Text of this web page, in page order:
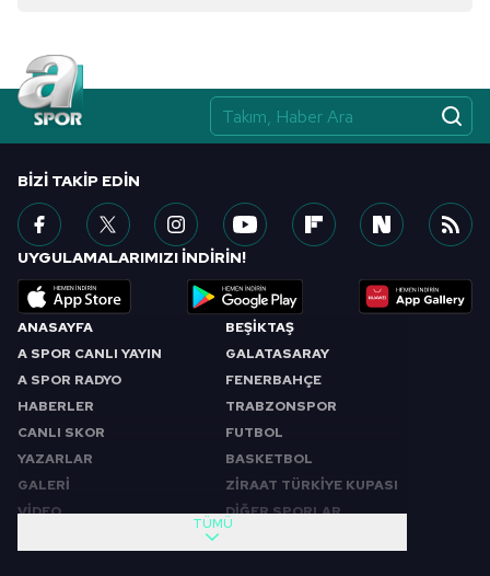
ANASAYFA
A SPOR CANLI YAYIN
A SPOR RADYO
HABERLER
CANLI SKOR
YAZARLAR
GALERİ
VİDEO
BEŞİKTAŞ
GALATASARAY
FENERBAHÇE
TRABZONSPOR
FUTBOL
BASKETBOL
ZİRAAT TÜRKİYE KUPASI
DİĞER SPORLAR
TÜMÜ
BIZI TAKIP EDIN
UYGULAMALARIMIZI İNDİRİN!